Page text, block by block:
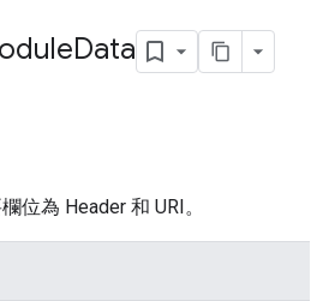
Data
位為 Header 和 URI。